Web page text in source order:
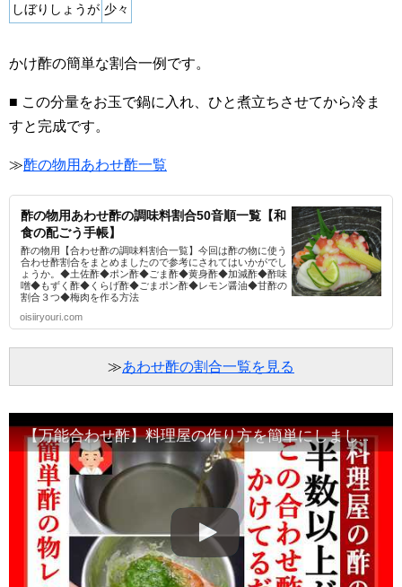
しぼりしょうが 少々
かけ酢の簡単な割合一例です。
■ この分量をお玉で鍋に入れ、ひと煮立ちさせてから冷ま
すと完成です。
≫酢の物用あわせ酢一覧
酢の物用あわせ酢の調味料割合50音順一覧【和
食の配ごう手帳】
酢の物用【合わせ酢の調味料割合一覧】今回は酢の物に使う
合わせ酢割合をまとめましたので参考にされてはいかがでし
ょうか。◆土佐酢◆ポン酢◆ごま酢◆黄身酢◆加減酢◆酢味
噌◆もずく酢◆くらげ酢◆ごまポン酢◆レモン醤油◆甘酢の
割合３つ◆梅肉を作る方法
oisiiryouri.com
≫あわせ酢の割合一覧を見る
【万能合わせ酢】料理屋の作り方を簡単にしましたのでお役立ていただければ幸いです